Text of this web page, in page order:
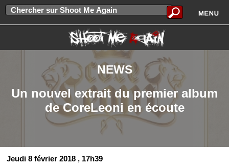
NEWS
Un nouvel extrait du premier album
de CoreLeoni en écoute
Jeudi 8 février 2018 , 17h39